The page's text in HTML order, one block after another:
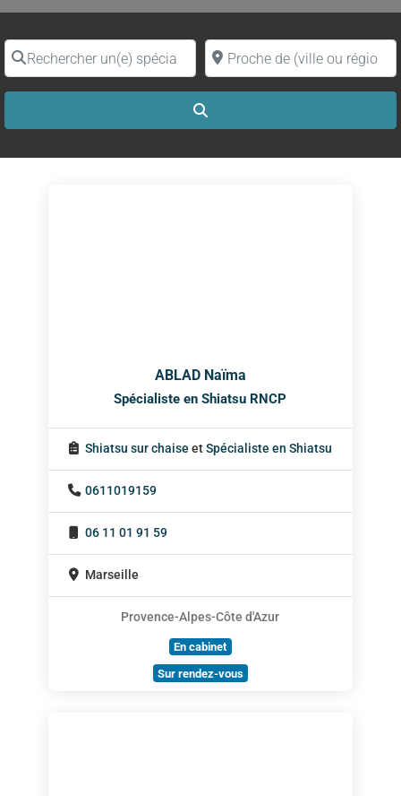
Rechercher un(e) spécialiste par nomProche de (ville ou région)
ABLAD Naïma
Spécialiste en Shiatsu RNCP
Shiatsu sur chaise etSpécialiste en Shiatsu
0611019159
06 11 01 91 59
Marseille
Provence-Alpes-Côte d'Azur
En cabinet
Sur rendez-vous